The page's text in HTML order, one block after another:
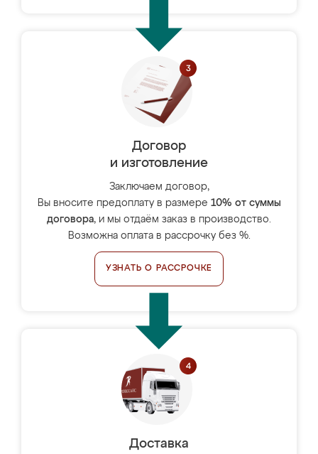
Договор
и изготовление
Заключаем договор,
Вы вносите предоплату в размере 10% от суммы
договора, и мы отдаём заказ в производство.
Возможна оплата в рассрочку без %.
УЗНАТЬ О РАССРОЧКЕ
Доставка